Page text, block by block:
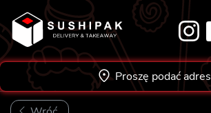
to
content
Proszę podać adres